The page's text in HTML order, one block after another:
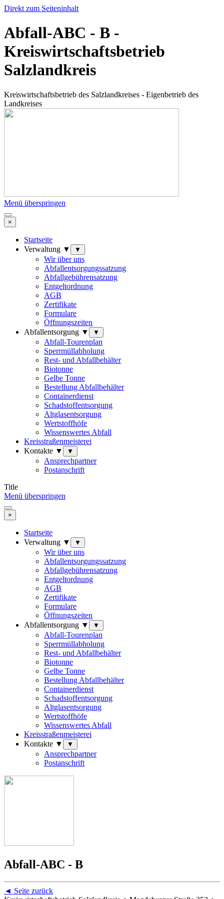
Direkt zum Seiteninhalt
Abfall-ABC - B -
Kreiswirtschaftsbetrieb
Salzlandkreis
Kreiswirtschaftsbetrieb des Salzlandkreises - Eigenbetrieb des
Landkreises
Menü überspringen
×
Startseite
Verwaltung ▼
▼
Wir über uns
Abfallentsorgungssatzung
Abfallgebührensatzung
Entgeltordnung
AGB
Zertifikate
Formulare
Öffnungszeiten
Abfallentsorgung ▼
▼
Abfall-Tourenplan
Sperrmüllabholung
Rest- und Abfallbehälter
Biotonne
Gelbe Tonne
Bestellung Abfallbehälter
Containerdienst
Schadstoffentsorgung
Altglasentsorgung
Wertstoffhöfe
Wissenswertes Abfall
Kreisstraßenmeisterei
Kontakte ▼
▼
Ansprechpartner
Postanschrift
Title
Menü überspringen
×
Startseite
Verwaltung ▼
▼
Wir über uns
Abfallentsorgungssatzung
Abfallgebührensatzung
Entgeltordnung
AGB
Zertifikate
Formulare
Öffnungszeiten
Abfallentsorgung ▼
▼
Abfall-Tourenplan
Sperrmüllabholung
Rest- und Abfallbehälter
Biotonne
Gelbe Tonne
Bestellung Abfallbehälter
Containerdienst
Schadstoffentsorgung
Altglasentsorgung
Wertstoffhöfe
Wissenswertes Abfall
Kreisstraßenmeisterei
Kontakte ▼
▼
Ansprechpartner
Postanschrift
Abfall-ABC - B
◄ Seite zurück